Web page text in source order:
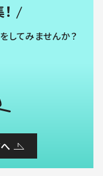
してみませんか？